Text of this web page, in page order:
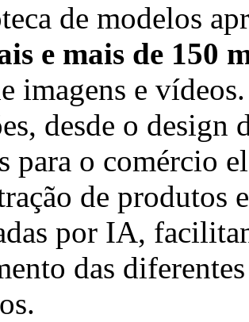
de modelos
e mais de 150
imagens e
desde o design
para o comércio
de produtos
por IA,
das